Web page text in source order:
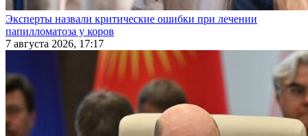
Эксперты назвали критические ошибки при лечении
папилломатоза у коров
7 августа 2026, 17:17